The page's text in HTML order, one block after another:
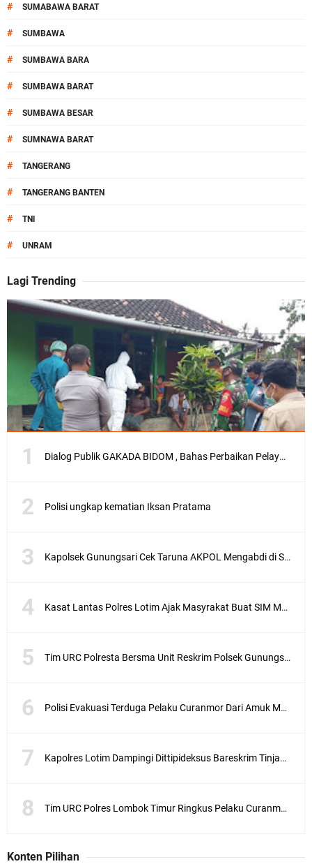
# SUMABAWA BARAT
# SUMBAWA
# SUMBAWA BARA
# SUMBAWA BARAT
# SUMBAWA BESAR
# SUMNAWA BARAT
# TANGERANG
# TANGERANG BANTEN
# TNI
# UNRAM
Lagi Trending
Dialog Publik GAKADA BIDOM , Bahas Perbaikan Pelayanan Medis di NTB
Polisi ungkap kematian Iksan Pratama
Kapolsek Gunungsari Cek Taruna AKPOL Mengabdi di SRD 4
Kasat Lantas Polres Lotim Ajak Masyrakat Buat SIM Melalui SATPAS Bukan Calo
Tim URC Polresta Bersma Unit Reskrim Polsek Gunungsari Tangkap Pelaku Curanmor
Polisi Evakuasi Terduga Pelaku Curanmor Dari Amuk Masa
Kapolres Lotim Dampingi Dittipideksus Bareskrim Tinjau Sentra Bawah Putih Sembalun
Tim URC Polres Lombok Timur Ringkus Pelaku Curanmor Bersana BB
Konten Pilihan